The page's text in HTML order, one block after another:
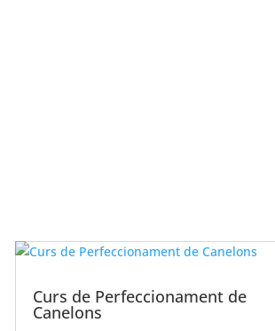
Curs de Perfeccionament de
Canelons